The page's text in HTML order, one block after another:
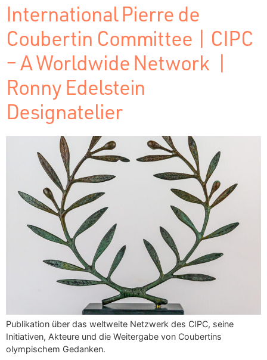
International Pierre de
Coubertin Committee | CIPC
– A Worldwide Network |
Ronny Edelstein
Designatelier
Publikation über das weltweite Netzwerk des CIPC, seine
Initiativen, Akteure und die Weitergabe von Coubertins
olympischem Gedanken.